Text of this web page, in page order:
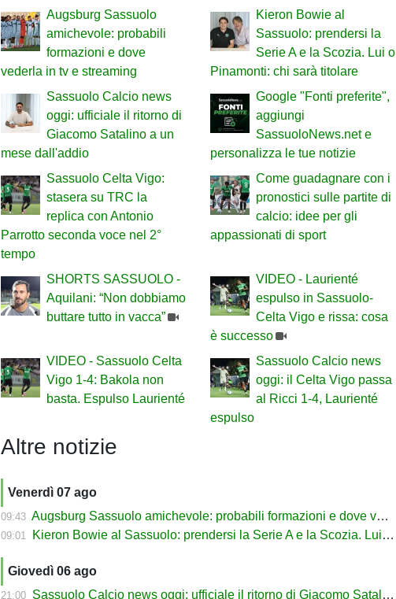
Augsburg Sassuolo
amichevole: probabili
formazioni e dove
vederla in tv e streaming
Kieron Bowie al
Sassuolo: prendersi la
Serie A e la Scozia. Lui o
Pinamonti: chi sarà titolare
Sassuolo Calcio news
oggi: ufficiale il ritorno di
Giacomo Satalino a un
mese dall'addio
Google "Fonti preferite",
aggiungi
SassuoloNews.net e
personalizza le tue notizie
Sassuolo Celta Vigo:
stasera su TRC la
replica con Antonio
Parrotto seconda voce nel 2°
tempo
Come guadagnare con i
pronostici sulle partite di
calcio: idee per gli
appassionati di sport
SHORTS SASSUOLO -
Aquilani: “Non dobbiamo
buttare tutto in vacca”
VIDEO - Laurienté
espulso in Sassuolo-
Celta Vigo e rissa: cosa
è successo
VIDEO - Sassuolo Celta
Vigo 1-4: Bakola non
basta. Espulso Laurienté
Sassuolo Calcio news
oggi: il Celta Vigo passa
al Ricci 1-4, Laurienté
espulso
Altre notizie
Venerdì 07 ago
09:43 Augsburg Sassuolo amichevole: probabili formazioni e dove vederla in tv e streaming
09:01 Kieron Bowie al Sassuolo: prendersi la Serie A e la Scozia. Lui o Pinamonti: chi sarà titolare
Giovedì 06 ago
21:00 Sassuolo Calcio news oggi: ufficiale il ritorno di Giacomo Satalino a un mese dall'addio